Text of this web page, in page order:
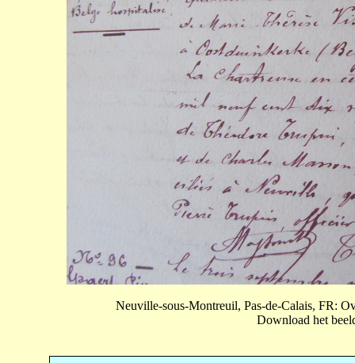
Neuville-sous-Montreuil, Pas-de-Calais, FR:
Download het